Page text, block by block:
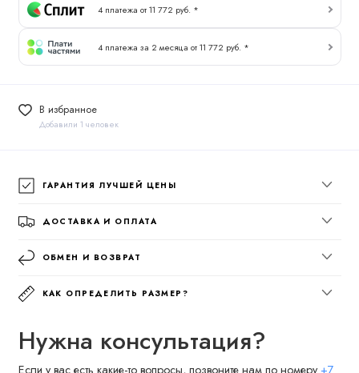
4 платежа от 11 772 руб. *
4 платежа за 2 месяца от 11 772 руб. *
В избранное
Добавили 1 человек
ГАРАНТИЯ ЛУЧШЕЙ ЦЕНЫ
ДОСТАВКА И ОПЛАТА
ОБМЕН И ВОЗВРАТ
КАК ОПРЕДЕЛИТЬ РАЗМЕР?
Нужна консультация?